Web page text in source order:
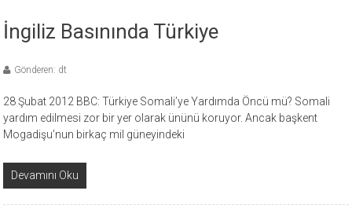
İngiliz Basınında Türkiye
Gönderen: dt
28 Şubat 2012 BBC: Türkiye Somali’ye Yardımda Öncü mü? Somali
yardım edilmesi zor bir yer olarak ününü koruyor. Ancak başkent
Mogadişu’nun birkaç mil güneyindeki
Devamını Oku